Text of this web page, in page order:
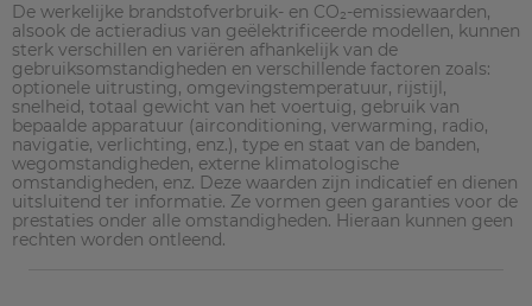
De werkelijke brandstofverbruik- en CO₂-emissiewaarden,
alsook de actieradius van geëlektrificeerde modellen, kunnen
sterk verschillen en variëren afhankelijk van de
gebruiksomstandigheden en verschillende factoren zoals:
optionele uitrusting, omgevingstemperatuur, rijstijl,
snelheid, totaal gewicht van het voertuig, gebruik van
bepaalde apparatuur (airconditioning, verwarming, radio,
navigatie, verlichting, enz.), type en staat van de banden,
wegomstandigheden, externe klimatologische
omstandigheden, enz. Deze waarden zijn indicatief en dienen
uitsluitend ter informatie. Ze vormen geen garanties voor de
prestaties onder alle omstandigheden. Hieraan kunnen geen
rechten worden ontleend.